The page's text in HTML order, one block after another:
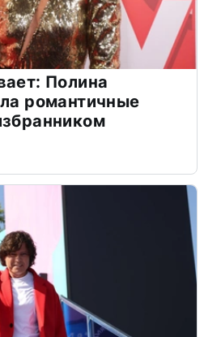
Полина
романтичные